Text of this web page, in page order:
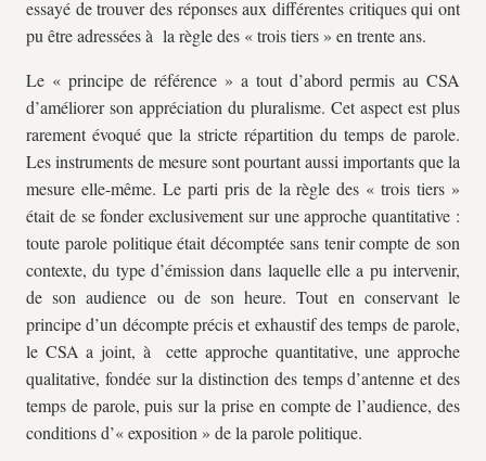
essayé de trouver des réponses aux différentes critiques qui ont
pu être adressées à la règle des « trois tiers » en trente ans.
Le « principe de référence » a tout d’abord permis au CSA
d’améliorer son appréciation du pluralisme. Cet aspect est plus
rarement évoqué que la stricte répartition du temps de parole.
Les instruments de mesure sont pourtant aussi importants que la
mesure elle-même. Le parti pris de la règle des « trois tiers »
était de se fonder exclusivement sur une approche quantitative :
toute parole politique était décomptée sans tenir compte de son
contexte, du type d’émission dans laquelle elle a pu intervenir,
de son audience ou de son heure. Tout en conservant le
principe d’un décompte précis et exhaustif des temps de parole,
le CSA a joint, à cette approche quantitative, une approche
qualitative, fondée sur la distinction des temps d’antenne et des
temps de parole, puis sur la prise en compte de l’audience, des
conditions d’« exposition » de la parole politique.